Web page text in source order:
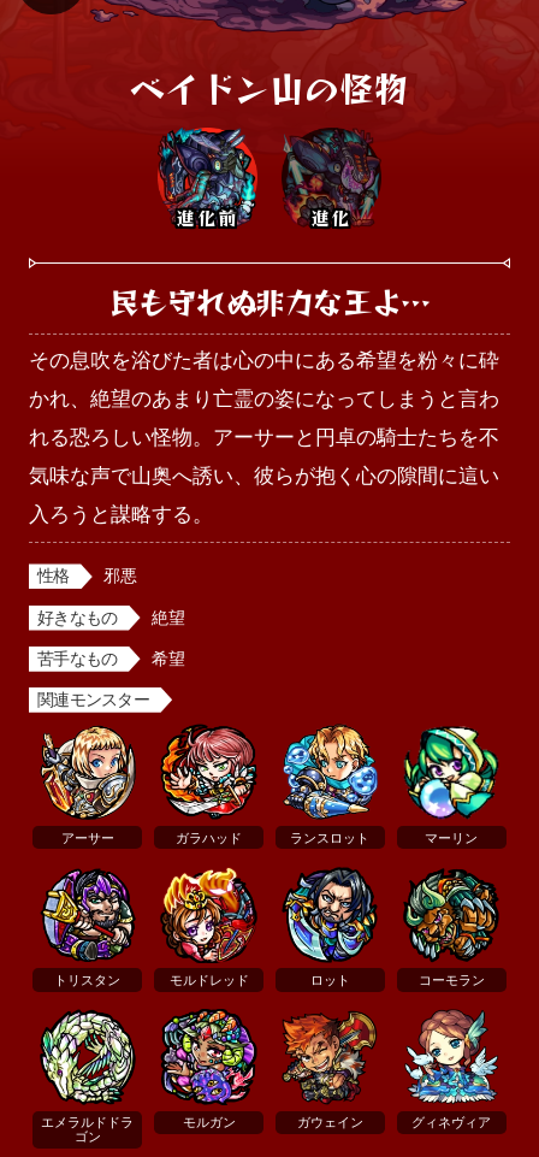
ベイドン山の怪物
進化前 進化
民も守れぬ非力な王よ…
その息吹を浴びた者は心の中にある希望を粉々に砕
かれ、絶望のあまり亡霊の姿になってしまうと言わ
れる恐ろしい怪物。アーサーと円卓の騎士たちを不
気味な声で山奥へ誘い、彼らが抱く心の隙間に這い
入ろうと謀略する。
性格 邪悪
好きなもの 絶望
苦手なもの 希望
関連モンスター
アーサー ガラハッド ランスロット マーリン
トリスタン モルドレッド ロット コーモラン
エメラルドドラ
ゴン
モルガン ガウェイン グィネヴィア